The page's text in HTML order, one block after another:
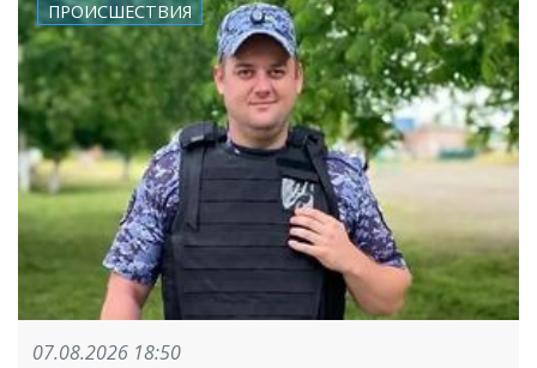
ПРОИСШЕСТВИЯ
07.08.2026 18:50